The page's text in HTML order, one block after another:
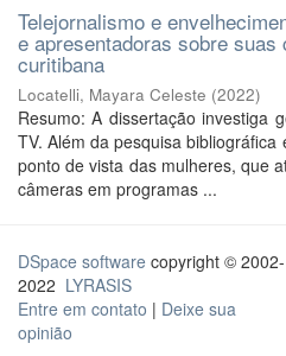
Telejornalismo e
e apresentadoras sobre
curitibana
Locatelli, Mayara Celeste (2022)
Resumo: A dissertação investiga
TV. Além da pesquisa
ponto de vista das mulheres, que
câmeras em programas ...
DSpace software copyright © 2002-
2022 LYRASIS
Entre em contato | Deixe sua
opinião